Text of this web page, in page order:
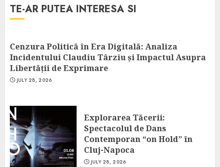
TE-AR PUTEA INTERESA SI
Cenzura Politică în Era Digitală: Analiza
Incidentului Claudiu Târziu și Impactul Asupra
Libertății de Exprimare
JULY 28, 2026
Explorarea Tăcerii:
Spectacolul de Dans
Contemporan “on Hold” în
Cluj-Napoca
JULY 28, 2026